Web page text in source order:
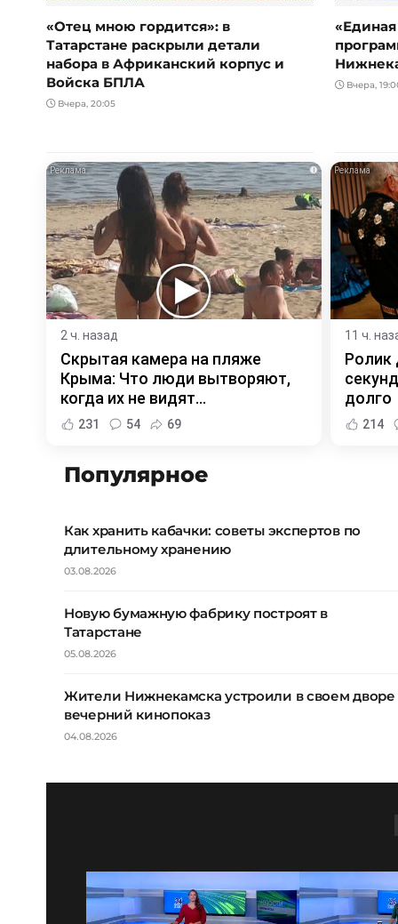
«Отец мною гордится»: в
Татарстане раскрыли детали
набора в Африканский корпус и
Войска БПЛА
Вчера, 20:05
Вчера,
i
2 ч. назад
Скрытая камера на пляже
Крыма: Что люди вытворяют,
когда их не видят...
231 54 69
11 ч.
Ролик
долго
214
Популярное
Как хранить кабачки: советы экспертов по
длительному хранению
03.08.2026
Новую бумажную фабрику построят в
Татарстане
05.08.2026
Жители Нижнекамска устроили в своем дворе
вечерний кинопоказ
04.08.2026